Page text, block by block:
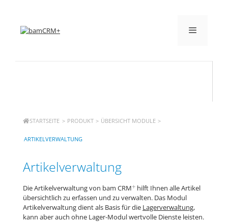
STARTSEITE > PRODUKT > ÜBERSICHT MODULE >
ARTIKELVERWALTUNG
Artikelverwaltung
Die Artikelverwaltung von bam CRM+ hilft Ihnen alle Artikel
übersichtlich zu erfassen und zu verwalten. Das Modul
Artikelverwaltung dient als Basis für die Lagerverwaltung,
kann aber auch ohne Lager-Modul wertvolle Dienste leisten.